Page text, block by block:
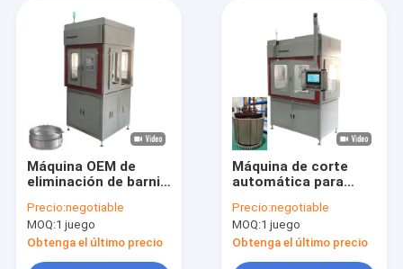
Máquina OEM de
eliminación de barniz
para estator de cable
plano de autobús
público
Precio:negotiable
MOQ:1 juego
Obtenga el último precio
Máquina de corte
automática para
eléctricas
Precio:negotiable
MOQ:1 juego
Obtenga el último precio